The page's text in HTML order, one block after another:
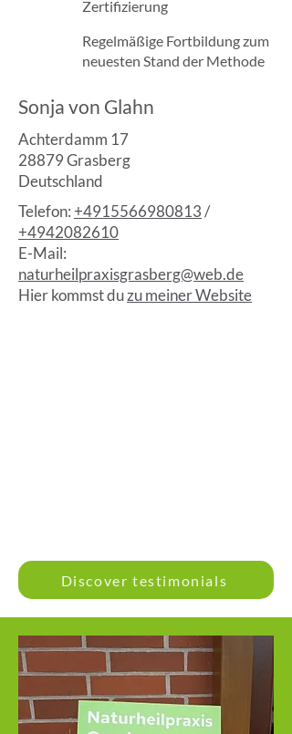
Zertifizierung
Regelmäßige Fortbildung zum
neuesten Stand der Methode
Sonja von Glahn
Achterdamm 17
28879 Grasberg
Deutschland
Telefon:+4915566980813/
+4942082610
E-Mail:
naturheilpraxisgrasberg@web.de
Hier kommst duzu meiner Website
Discover testimonials